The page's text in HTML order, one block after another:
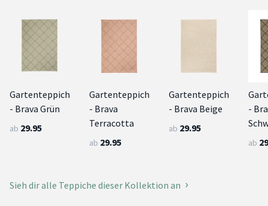
Gartenteppich
- Brava Grün
ab 29.95
Gartenteppich
- Brava
Terracotta
ab 29.95
Gartenteppich
- Brava Beige
ab 29.95
-
ab
Sieh dir alle Teppiche dieser Kollektion an